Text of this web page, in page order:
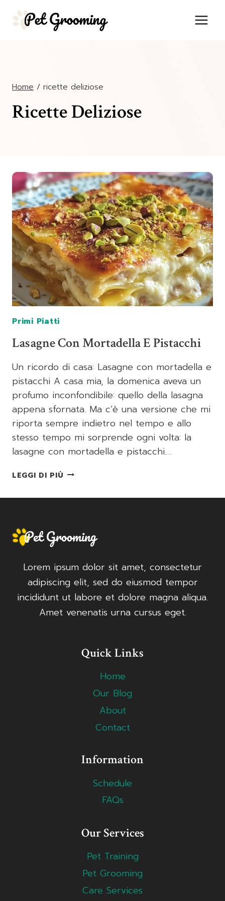
Home / ricette deliziose
Ricette Deliziose
Primi Piatti
Lasagne Con Mortadella E Pistacchi
Un ricordo di casa: Lasagne con mortadella e
pistacchi A casa mia, la domenica aveva un
profumo inconfondibile: quello della lasagna
appena sfornata. Ma c’è una versione che mi
riporta sempre indietro nel tempo e allo
stesso tempo mi sorprende ogni volta: la
lasagne con mortadella e pistacchi.…
LEGGI DI PIÙ LASAGNE
MORTADELLA
Lorem ipsum dolor sit amet, consectetur
adipiscing elit, sed do eiusmod tempor
incididunt ut labore et dolore magna aliqua.
Amet venenatis urna cursus eget.
Quick Links
Home
Our Blog
About
Contact
Information
Schedule
FAQs
Our Services
Pet Training
Pet Grooming
Care Services